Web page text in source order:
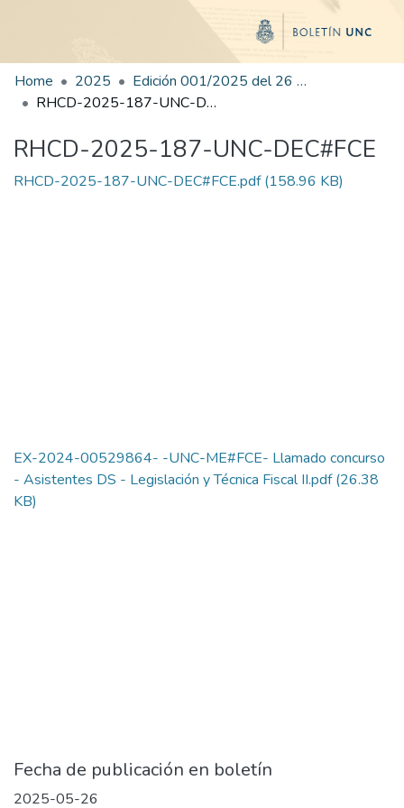
Home 2025
Edición 001/2025 del 26 de mayo de 2025
RHCD-2025-187-UNC-DEC#FCE
RHCD-2025-187-UNC-DEC#FCE
RHCD-2025-187-UNC-DEC#FCE.pdf(158.96 KB)
EX-2024-00529864- -UNC-ME#FCE- Llamado concurso
- Asistentes DS - Legislación y Técnica Fiscal II.pdf(26.38
KB)
Fecha de publicación en boletín
2025-05-26